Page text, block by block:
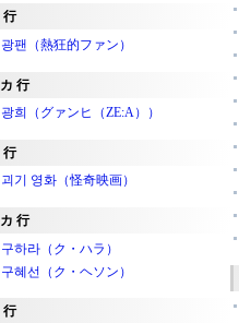
行
광팬（熱狂的ファン）
カ 行
광희（グァンヒ（ZE:A））
行
괴기 영화（怪奇映画）
カ 行
구하라（ク・ハラ）
구혜선（ク・ヘソン）
行